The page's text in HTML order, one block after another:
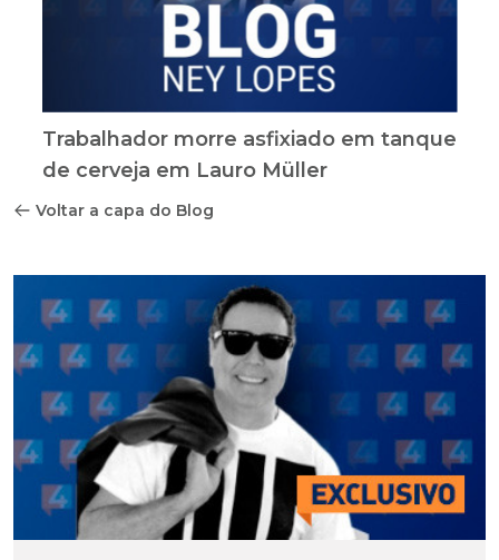
Trabalhador morre asfixiado em tanque
Voltar a capa do Blog
Ney Lopes